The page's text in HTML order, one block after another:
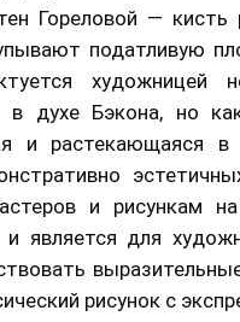
Гореловой —
податливую
в духе Бэкона, но
и растекающаяся
и рисункам
и является для
рисунок с